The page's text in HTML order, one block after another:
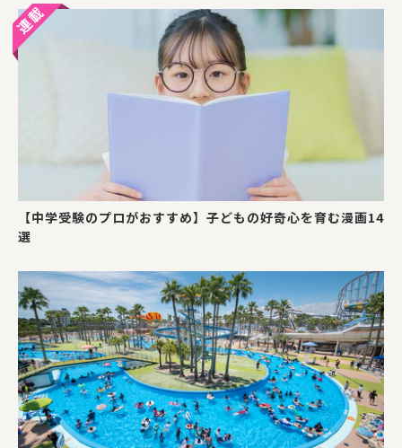
【中学受験のプロがおすすめ】子どもの好奇心を育む漫画14
選